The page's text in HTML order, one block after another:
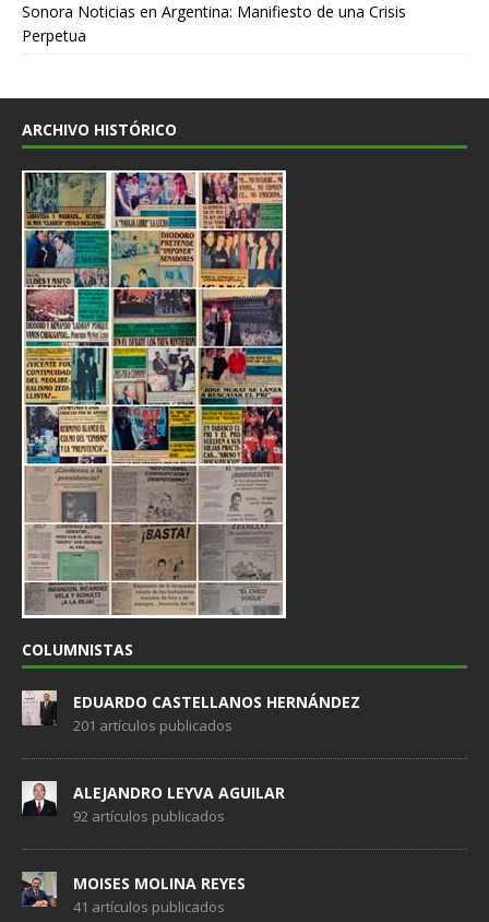
Sonora Noticias en Argentina: Manifiesto de una Crisis
Perpetua
ARCHIVO HISTÓRICO
COLUMNISTAS
EDUARDO CASTELLANOS HERNÁNDEZ
201 artículos publicados
ALEJANDRO LEYVA AGUILAR
92 artículos publicados
MOISES MOLINA REYES
41 artículos publicados